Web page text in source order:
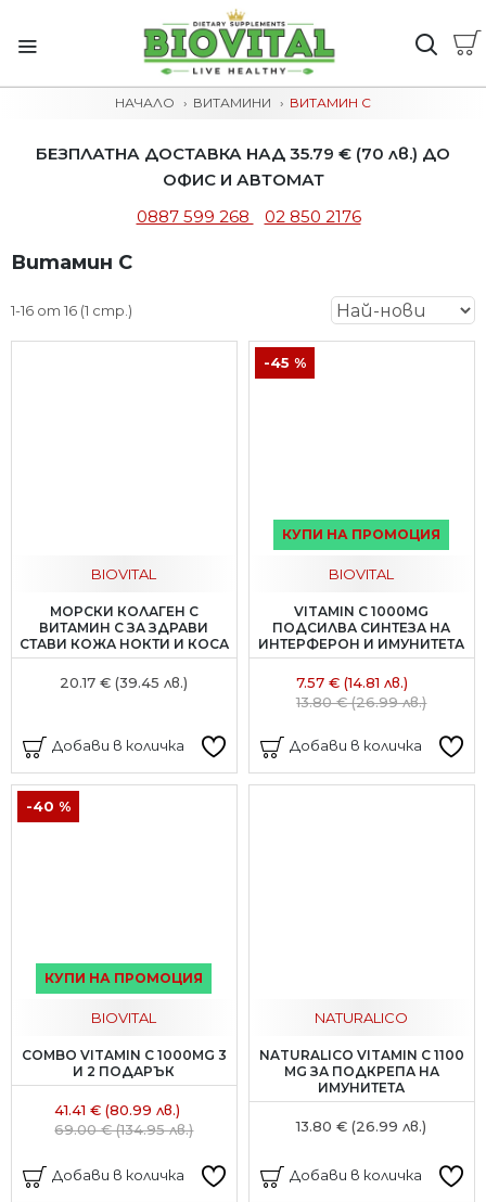
НАЧАЛО ВИТАМИНИ ВИТАМИН C
БЕЗПЛАТНА ДОСТАВКА НАД 35.79 € (70 лв.) ДО
ОФИС И АВТОМАТ
0887 599 268
02 850 2176
Витамин C
1-16 от 16 (1 стр.)
BIOVITAL
МОРСКИ КОЛАГЕН С
ВИТАМИН C ЗА ЗДРАВИ
СТАВИ КОЖА НОКТИ И КОСА
20.17 € (39.45 лв.)
Добави в количка
КУПИ НА ПРОМОЦИЯ
-45 %
BIOVITAL
VITAMIN C 1000MG
ПОДСИЛВА СИНТЕЗА НА
ИНТЕРФЕРОН И ИМУНИТЕТА
7.57 € (14.81 лв.)
13.80 € (26.99 лв.)
Добави в количка
КУПИ НА ПРОМОЦИЯ
-40 %
BIOVITAL
COMBO VITAMIN C 1000MG 3
И 2 ПОДАРЪК
41.41 € (80.99 лв.)
69.00 € (134.95 лв.)
Добави в количка
NATURALICO
NATURALICO VITAMIN C 1100
MG ЗА ПОДКРЕПА НА
ИМУНИТЕТА
13.80 € (26.99 лв.)
Добави в количка